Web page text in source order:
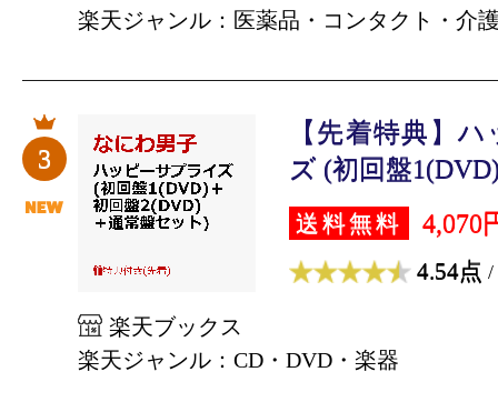
楽天ジャンル：医薬品・コンタクト・介
3
【先着特典】
ズ (初回盤
送料無料 4,070
4.54点 /
楽天ブックス
楽天ジャンル：CD・DVD・楽器